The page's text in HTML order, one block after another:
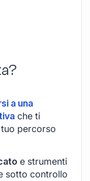
a una
che ti
percorso
e strumenti
sotto controllo